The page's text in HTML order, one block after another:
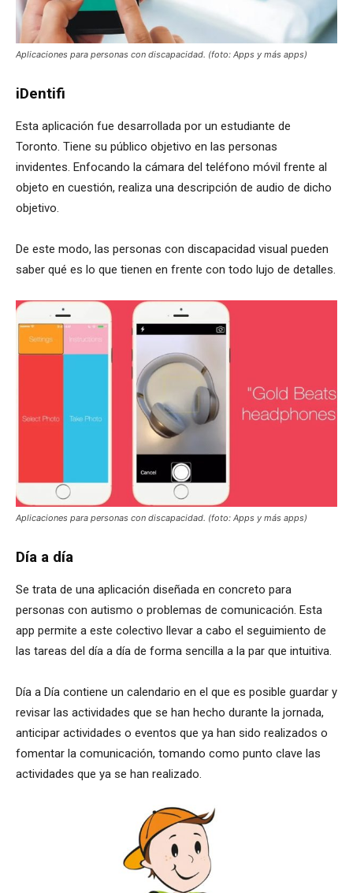
Aplicaciones para personas con discapacidad. (foto: Apps y más apps)
iDentifi
Esta aplicación fue desarrollada por un estudiante de
Toronto. Tiene su público objetivo en las personas
invidentes. Enfocando la cámara del teléfono móvil frente al
objeto en cuestión, realiza una descripción de audio de dicho
objetivo.
De este modo, las personas con discapacidad visual pueden
saber qué es lo que tienen en frente con todo lujo de detalles.
Aplicaciones para personas con discapacidad. (foto: Apps y más apps)
Día a día
Se trata de una aplicación diseñada en concreto para
personas con autismo o problemas de comunicación. Esta
app permite a este colectivo llevar a cabo el seguimiento de
las tareas del día a día de forma sencilla a la par que intuitiva.
Día a Día contiene un calendario en el que es posible guardar y
revisar las actividades que se han hecho durante la jornada,
anticipar actividades o eventos que ya han sido realizados o
fomentar la comunicación, tomando como punto clave las
actividades que ya se han realizado.